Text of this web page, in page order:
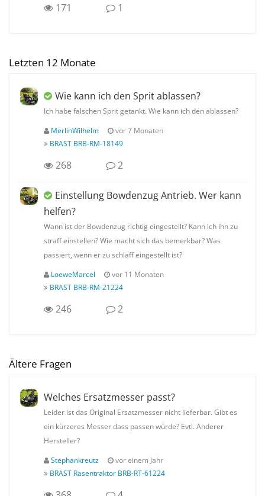
171 1
Letzten 12 Monate
Wie kann ich den Sprit ablassen?
Ich habe falschen Sprit getankt. Wie kann ich den ablassen?
MerlinWilhelm
vor 7 Monaten
BRAST BRB-RM-18149
268 2
Einstellung Bowdenzug Antrieb. Wer kann
helfen?
Wann ist der Bowdenzug richtig eingestellt? Kann ich ihn zu
straff einstellen? Wie macht sich das bemerkbar? Was
passiert, wenn er zu schlaff eingestellt ist?
LoeweMarcel
vor 11 Monaten
BRAST BRB-RM-21224
246 2
Ältere Fragen
Welches Ersatzmesser passt?
Leider ist das Original Ersatzmesser nicht lieferbar. Gibt es
ein kürzeres Messer dass passen würde? Evtl. Anderer
Hersteller?
Stephankreutz
vor einem Jahr
BRAST Rasentraktor BRB-RT-61224